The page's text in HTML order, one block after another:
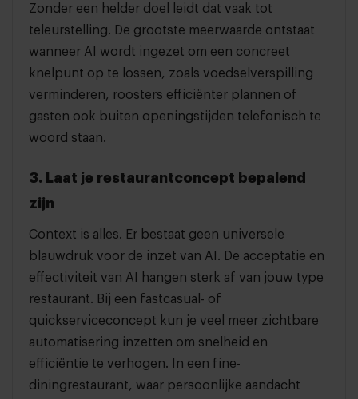
Zonder een helder doel leidt dat vaak tot
teleurstelling. De grootste meerwaarde ontstaat
wanneer AI wordt ingezet om een concreet
knelpunt op te lossen, zoals voedselverspilling
verminderen, roosters efficiënter plannen of
gasten ook buiten openingstijden telefonisch te
woord staan.
3. Laat je restaurantconcept bepalend
zijn
Context is alles. Er bestaat geen universele
blauwdruk voor de inzet van AI. De acceptatie en
effectiviteit van AI hangen sterk af van jouw type
restaurant. Bij een fastcasual- of
quickserviceconcept kun je veel meer zichtbare
automatisering inzetten om snelheid en
efficiëntie te verhogen. In een fine-
diningrestaurant, waar persoonlijke aandacht